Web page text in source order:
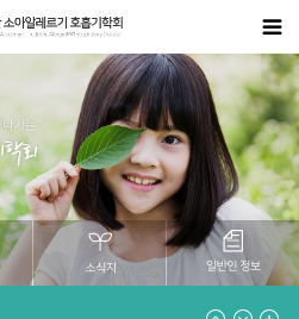
연구회 심포지움